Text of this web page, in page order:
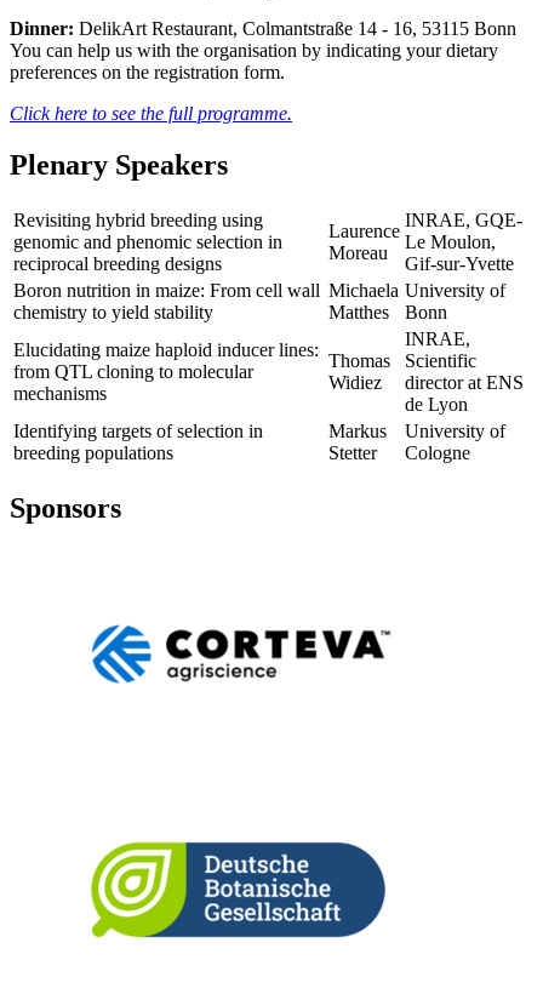
Dinner: DelikArt Restaurant, Colmantstraße 14 - 16, 53115 Bonn
You can help us with the organisation by indicating your dietary
preferences on the registration form.
Click here to see the full programme.
Plenary Speakers
Revisiting hybrid breeding using
genomic and phenomic selection in
reciprocal breeding designs
Laurence
Moreau
INRAE, GQE-
Le Moulon,
Gif-sur-Yvette
Boron nutrition in maize: From cell wall
chemistry to yield stability
Michaela
Matthes
University of
Bonn
Elucidating maize haploid inducer lines:
from QTL cloning to molecular
mechanisms
Thomas
Widiez
INRAE,
Scientific
director at ENS
de Lyon
Identifying targets of selection in
breeding populations
Markus
Stetter
University of
Cologne
Sponsors